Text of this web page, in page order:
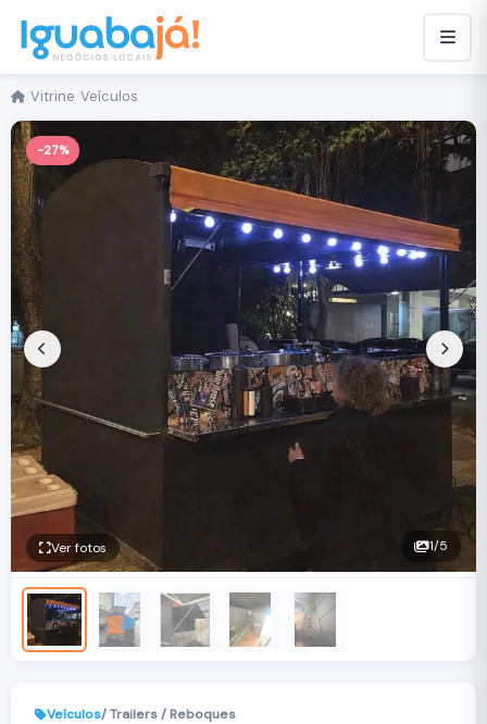
Vitrine Veículos
-27%
Ver fotos 1/5
Veículos/ Trailers / Reboques